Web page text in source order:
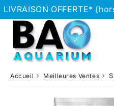
LIVRAISON OFFERTE*
Accueil › Meilleures Ventes ›